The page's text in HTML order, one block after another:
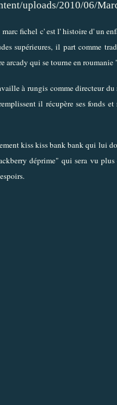
marc fichel c' est l' histoire d' un
supérieures, il part comme
arcady qui se tourne en
à rungis comme directeur
il récupère ses fonds
kiss kiss bank bank qui lui
déprime" qui sera vu